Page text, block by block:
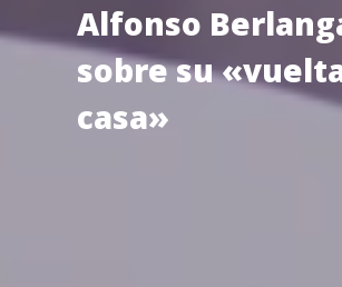
Alfonso
sobre su
casa»